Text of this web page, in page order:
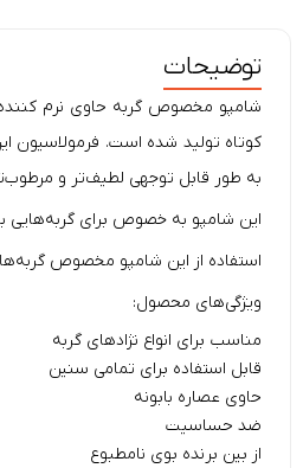
توضیحات
شامپو مخصوص گربه حاوی نرم کننده
کوتاه تولید شده است. فرمولاسیون
به طور قابل توجهی لطیف‌تر و
این شامپو به خصوص برای گربه‌هایی
استفاده از این شامپو مخصوص
ویژگی‌های محصول:
مناسب برای انواع نژادهای گربه
قابل استفاده برای تمامی سنین
حاوی عصاره بابونه
ضد حساسیت
از بین برنده بوی نامطبوع